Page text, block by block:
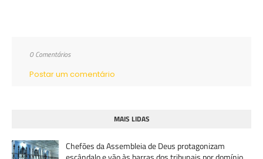
0 Comentários
Postar um comentário
MAIS LIDAS
Chefões da Assembleia de Deus protagonizam